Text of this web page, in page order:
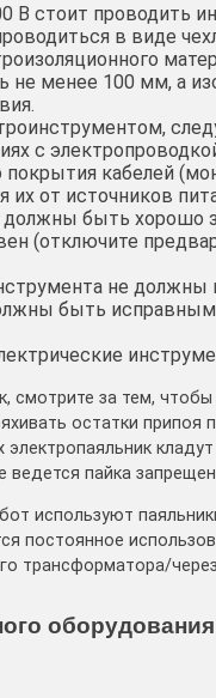
В стоит проводить
в виде
не менее 100 мм, а
с
кабелей
от источников
быть хорошо
(отключите
не
быть
смотрите за тем,
остатки припоя
пайка
используют
постоянное
трансформатора/